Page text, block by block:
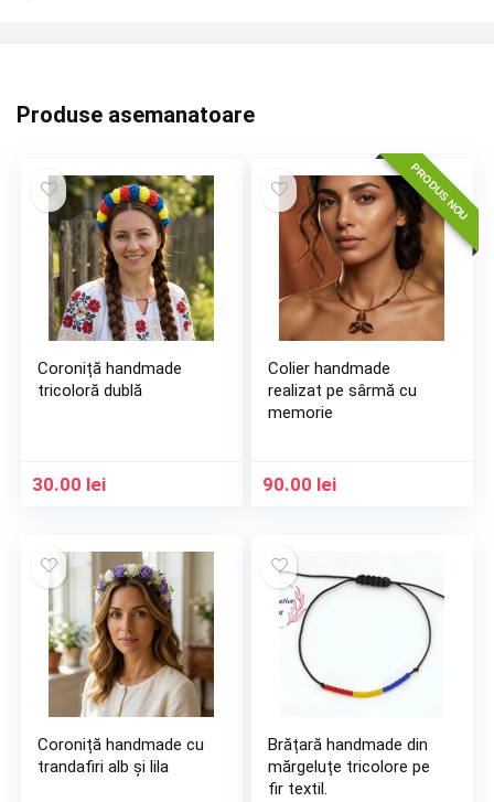
Produse asemanatoare
Coroniță handmade
tricoloră dublă
30.00 lei
PRODUS NOU
Colier handmade
realizat pe sârmă cu
memorie
90.00 lei
Coroniță handmade cu
trandafiri alb și lila
Brățară handmade din
mărgeluțe tricolore pe
fir textil.